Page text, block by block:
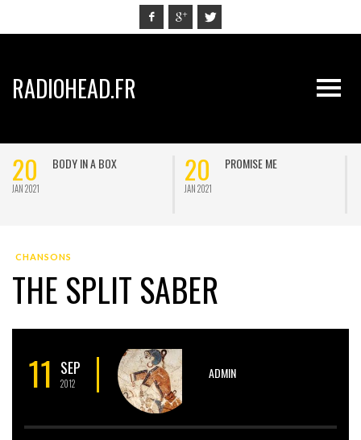
RADIOHEAD.FR
20
JAN 2021
BODY IN A BOX 20
JAN 2021
PROMISE ME
CHANSONS
THE SPLIT SABER
11 SEP
2012
ADMIN